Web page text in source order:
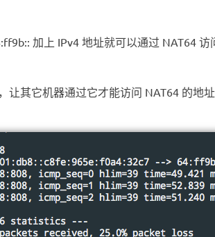
加上 IPv4 地址就可以通过 NAT64
其它机器通过它才能访问 NAT64 的地